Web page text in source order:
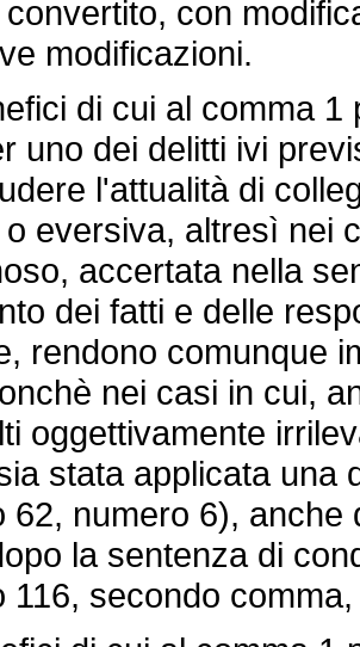
convertito, con
modificazioni.
di cui al comma
uno dei delitti ivi
l'attualità di
eversiva, altresì nei
accertata nella
dei fatti e delle
rendono comunque
nei casi in cui,
oggettivamente
stata applicata una
62, numero 6),
la sentenza di
116, secondo